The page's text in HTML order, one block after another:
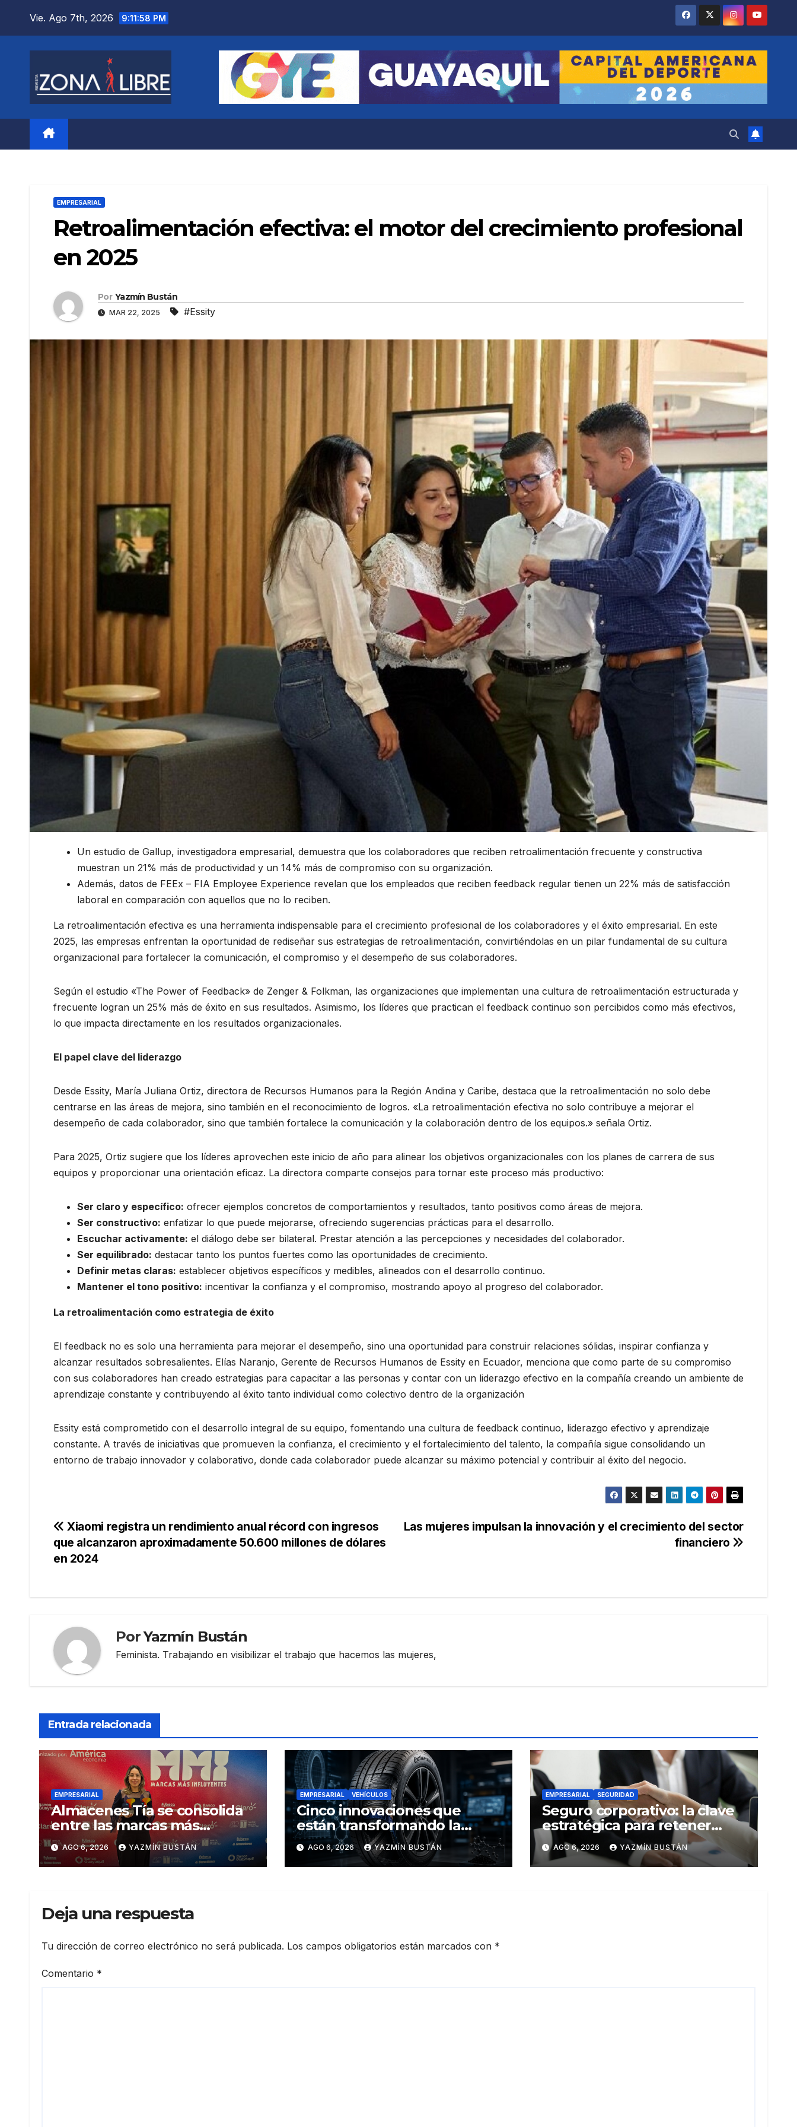
Vie. Ago 7th, 2026 9:12:00 PM
EMPRESARIAL
Retroalimentación efectiva: el motor del crecimiento profesional
en 2025
Por Yazmín Bustán
MAR 22, 2025 #Essity
Un estudio de Gallup, investigadora empresarial, demuestra que los colaboradores que reciben retroalimentación frecuente y constructiva
muestran un 21% más de productividad y un 14% más de compromiso con su organización.
Además, datos de FEEx – FIA Employee Experience revelan que los empleados que reciben feedback regular tienen un 22% más de satisfacción
laboral en comparación con aquellos que no lo reciben.
La retroalimentación efectiva es una herramienta indispensable para el crecimiento profesional de los colaboradores y el éxito empresarial. En este
2025, las empresas enfrentan la oportunidad de rediseñar sus estrategias de retroalimentación, convirtiéndolas en un pilar fundamental de su cultura
organizacional para fortalecer la comunicación, el compromiso y el desempeño de sus colaboradores.
Según el estudio «The Power of Feedback» de Zenger & Folkman, las organizaciones que implementan una cultura de retroalimentación estructurada y
frecuente logran un 25% más de éxito en sus resultados. Asimismo, los líderes que practican el feedback continuo son percibidos como más efectivos,
lo que impacta directamente en los resultados organizacionales.
El papel clave del liderazgo
Desde Essity, María Juliana Ortiz, directora de Recursos Humanos para la Región Andina y Caribe, destaca que la retroalimentación no solo debe
centrarse en las áreas de mejora, sino también en el reconocimiento de logros. «La retroalimentación efectiva no solo contribuye a mejorar el
desempeño de cada colaborador, sino que también fortalece la comunicación y la colaboración dentro de los equipos.» señala Ortiz.
Para 2025, Ortiz sugiere que los líderes aprovechen este inicio de año para alinear los objetivos organizacionales con los planes de carrera de sus
equipos y proporcionar una orientación eficaz. La directora comparte consejos para tornar este proceso más productivo:
Ser claro y específico: ofrecer ejemplos concretos de comportamientos y resultados, tanto positivos como áreas de mejora.
Ser constructivo: enfatizar lo que puede mejorarse, ofreciendo sugerencias prácticas para el desarrollo.
Escuchar activamente: el diálogo debe ser bilateral. Prestar atención a las percepciones y necesidades del colaborador.
Ser equilibrado: destacar tanto los puntos fuertes como las oportunidades de crecimiento.
Definir metas claras: establecer objetivos específicos y medibles, alineados con el desarrollo continuo.
Mantener el tono positivo: incentivar la confianza y el compromiso, mostrando apoyo al progreso del colaborador.
La retroalimentación como estrategia de éxito
El feedback no es solo una herramienta para mejorar el desempeño, sino una oportunidad para construir relaciones sólidas, inspirar confianza y
alcanzar resultados sobresalientes. Elías Naranjo, Gerente de Recursos Humanos de Essity en Ecuador, menciona que como parte de su compromiso
con sus colaboradores han creado estrategias para capacitar a las personas y contar con un liderazgo efectivo en la compañía creando un ambiente de
aprendizaje constante y contribuyendo al éxito tanto individual como colectivo dentro de la organización
Essity está comprometido con el desarrollo integral de su equipo, fomentando una cultura de feedback continuo, liderazgo efectivo y aprendizaje
constante. A través de iniciativas que promueven la confianza, el crecimiento y el fortalecimiento del talento, la compañía sigue consolidando un
entorno de trabajo innovador y colaborativo, donde cada colaborador puede alcanzar su máximo potencial y contribuir al éxito del negocio.
Navegación
de
Las mujeres impulsan la innovación y el crecimiento del sector
financiero
Xiaomi registra un rendimiento anual récord con ingresos
que alcanzaron aproximadamente 50.600 millones de dólares
en 2024
PorYazmín Bustán
Feminista. Trabajando en visibilizar el trabajo que hacemos las mujeres,
Entrada relacionada
EMPRESARIAL
Almacenes Tía se consolida
entre las marcas más
influyentes del Ecuador
AGO 6, 2026 YAZMÍN BUSTÁN
EMPRESARIAL VEHÍCULOS
Cinco innovaciones que
están transformando la
industria de los neumáticos y
redefinen el futuro de la
movilidad
AGO 6, 2026 YAZMÍN BUSTÁN
EMPRESARIAL SEGURIDAD
Seguro corporativo: la clave
estratégica para retener
talento en Ecuador
AGO 6, 2026 YAZMÍN BUSTÁN
Deja una respuesta
Tu dirección de correo electrónico no será publicada. Los campos obligatorios están marcados con *
Comentario *